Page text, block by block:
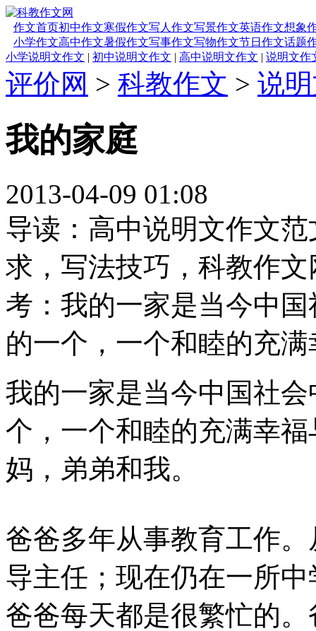
作文首页初中作文寒假作文写人作文写景作文英语作文想象
小学作文高中作文暑假作文写事作文写物作文节日作文话题
小学说明文作文 | 初中说明文作文 | 高中说明文作文 | 说明文作
评价网 > 科教作文 > 说
我的家庭
2013-04-09 01:08
导读：高中说明文作文
求，写法技巧，科教作
考：我的一家是当今中
的一个，一个和睦的充满
我的一家是当今中国社
个，一个和睦的充满幸
妈，弟弟和我。
爸爸多年从事教育工作
导主任；现在仍在一所
爸爸每天都是很繁忙的